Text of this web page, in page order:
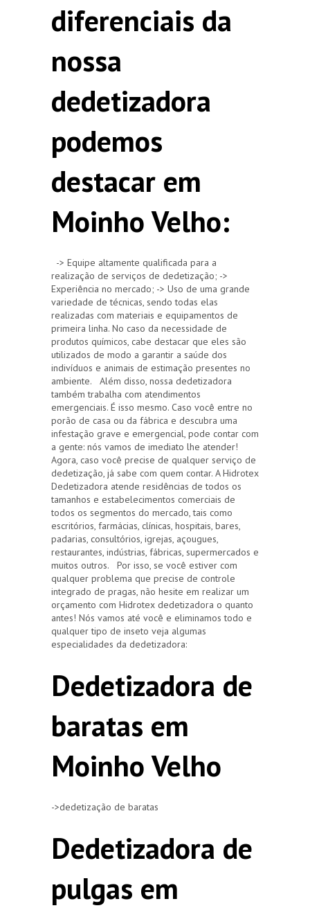
diferenciais da
nossa
dedetizadora
podemos
destacar em
Moinho Velho:
-> Equipe altamente qualificada para a
realização de serviços de dedetização; ->
Experiência no mercado; -> Uso de uma grande
variedade de técnicas, sendo todas elas
realizadas com materiais e equipamentos de
primeira linha. No caso da necessidade de
produtos químicos, cabe destacar que eles são
utilizados de modo a garantir a saúde dos
indivíduos e animais de estimação presentes no
ambiente. Além disso, nossa dedetizadora
também trabalha com atendimentos
emergenciais. É isso mesmo. Caso você entre no
porão de casa ou da fábrica e descubra uma
infestação grave e emergencial, pode contar com
a gente: nós vamos de imediato lhe atender!
Agora, caso você precise de qualquer serviço de
dedetização, já sabe com quem contar. A Hidrotex
Dedetizadora atende residências de todos os
tamanhos e estabelecimentos comerciais de
todos os segmentos do mercado, tais como
escritórios, farmácias, clínicas, hospitais, bares,
padarias, consultórios, igrejas, açougues,
restaurantes, indústrias, fábricas, supermercados e
muitos outros. Por isso, se você estiver com
qualquer problema que precise de controle
integrado de pragas, não hesite em realizar um
orçamento com Hidrotex dedetizadora o quanto
antes! Nós vamos até você e eliminamos todo e
qualquer tipo de inseto veja algumas
especialidades da dedetizadora:
Dedetizadora de
baratas em
Moinho Velho
->dedetização de baratas
Dedetizadora de
pulgas em